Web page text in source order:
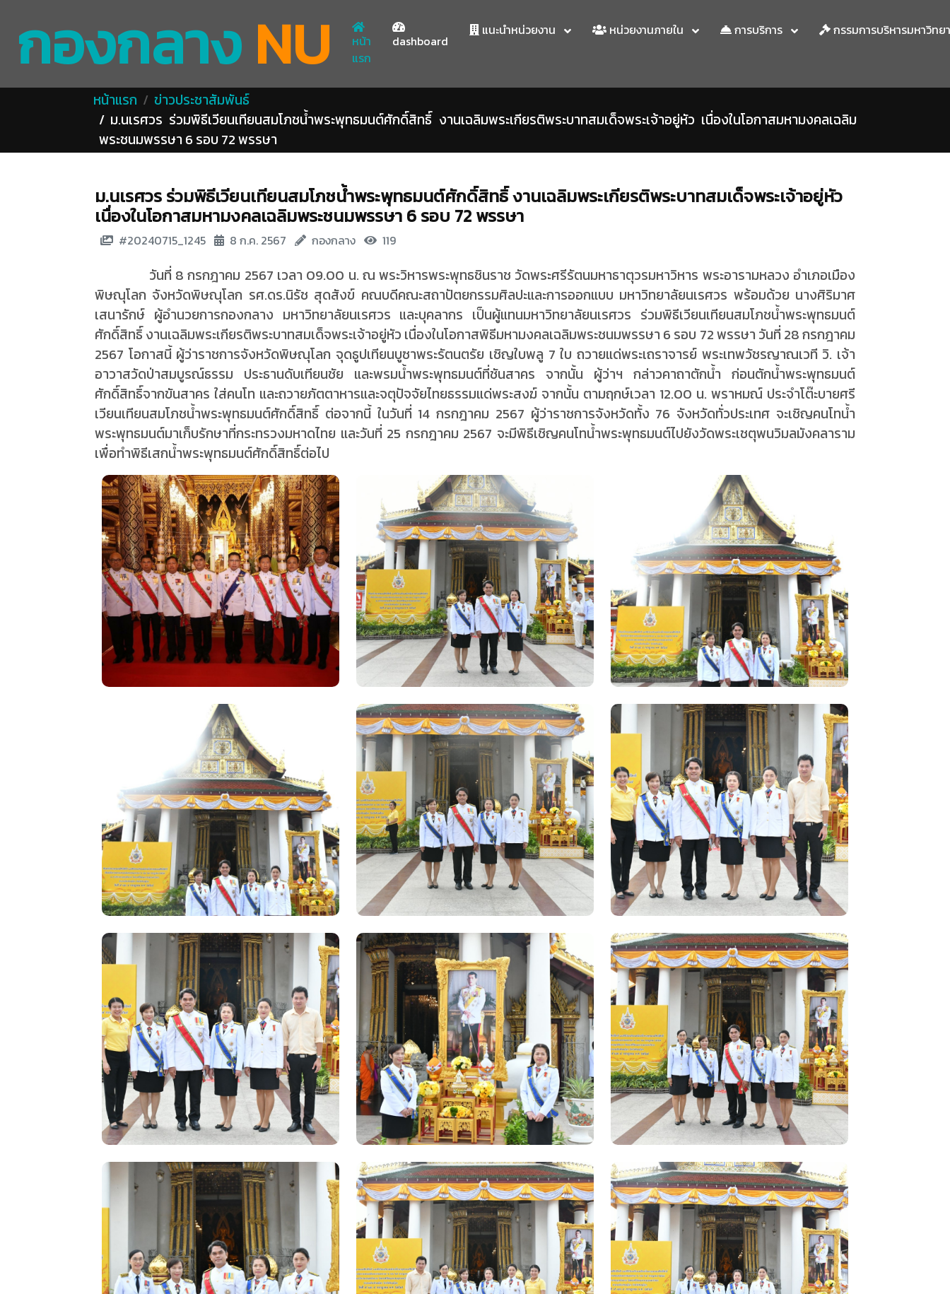
กองกลางNU
หน้า
แรก
dashboard
แนะนำหน่วยงาน หน่วยงานภายใน การบริการ กรรมการบริหารมหาวิท
หน้าแรก
ข่าวประชาสัมพันธ์
ม.นเรศวร ร่วมพิธีเวียนเทียนสมโภชน้ำพระพุทธมนต์ศักดิ์สิทธิ์ งานเฉลิมพระเกียรติพระบาทสมเด็จพระเจ้าอยู่หัว เนื่องในโอกาสมหามงคลเฉลิม
พระชนมพรรษา 6 รอบ 72 พรรษา
ม.นเรศวร ร่วมพิธีเวียนเทียนสมโภชน้ำพระพุทธมนต์ศักดิ์สิทธิ์ งานเฉลิมพระเกียรติพระบาทสมเด็จพระเจ้าอยู่หัว
เนื่องในโอกาสมหามงคลเฉลิมพระชนมพรรษา 6 รอบ 72 พรรษา
#20240715_1245 8 ก.ค. 2567 กองกลาง 119
วันที่ 8 กรกฎาคม 2567 เวลา 09.00 น. ณ พระวิหารพระพุทธชินราช วัดพระศรีรัตนมหาธาตุวรมหาวิหาร พระอารามหลวง อำเภอเมือง
พิษณุโลก จังหวัดพิษณุโลก รศ.ดร.นิรัช สุดสังข์ คณบดีคณะสถาปัตยกรรมศิลปะและการออกแบบ มหาวิทยาลัยนเรศวร พร้อมด้วย นางศิริมาศ
เสนารักษ์ ผู้อำนวยการกองกลาง มหาวิทยาลัยนเรศวร และบุคลากร เป็นผู้แทนมหาวิทยาลัยนเรศวร ร่วมพิธีเวียนเทียนสมโภชน้ำพระพุทธมนต์
ศักดิ์สิทธิ์ งานเฉลิมพระเกียรติพระบาทสมเด็จพระเจ้าอยู่หัว เนื่องในโอกาสพิธีมหามงคลเฉลิมพระชนมพรรษา 6 รอบ 72 พรรษา วันที่ 28 กรกฎาคม
2567 โอกาสนี้ ผู้ว่าราชการจังหวัดพิษณุโลก จุดธูปเทียนบูซาพระรัตนตรัย เชิญใบพลู 7 ใบ ถวายแด่พระเถราจารย์ พระเทพวัชรญาณเวที วิ. เจ้า
อาวาสวัดป่าสมบูรณ์ธรรม ประธานดับเทียนชัย และพรมน้ำพระพุทธมนต์ที่ชันสาคร จากนั้น ผู้ว่าฯ กล่าวคาถาตักน้ำ ก่อนตักน้ำพระพุทธมนต์
ศักดิ์สิทธิ์จากขันสาคร ใส่คนโท และถวายภัตตาหารและจตุปัจจัยไทยธรรมแด่พระสงฆ์ จากนั้น ตามฤกษ์เวลา 12.00 น. พราหมณ์ ประจำโต๊ะบายศรี
เวียนเทียนสมโภชน้ำพระพุทธมนต์ศักดิ์สิทธิ์ ต่อจากนี้ ในวันที่ 14 กรกฎาคม 2567 ผู้ว่าราชการจังหวัดทั้ง 76 จังหวัดทั่วประเทศ จะเชิญคนโทน้ำ
พระพุทธมนต์มาเก็บรักษาที่กระทรวงมหาดไทย และวันที่ 25 กรกฎาคม 2567 จะมีพิธีเชิญคนโทน้ำพระพุทธมนต์ไปยังวัดพระเชตุพนวิมลมังคลาราม
เพื่อทำพิธีเสกน้ำพระพุทธมนต์ศักดิ์สิทธิ์ต่อไป